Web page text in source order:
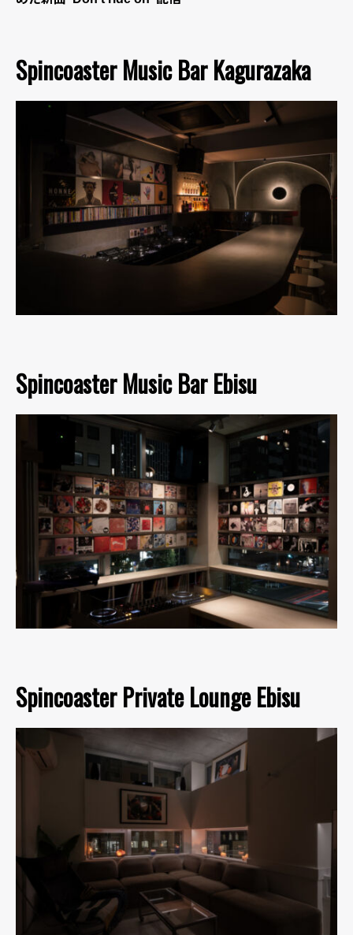
Spincoaster Music Bar Kagurazaka
Spincoaster Music Bar Ebisu
Spincoaster Private Lounge Ebisu